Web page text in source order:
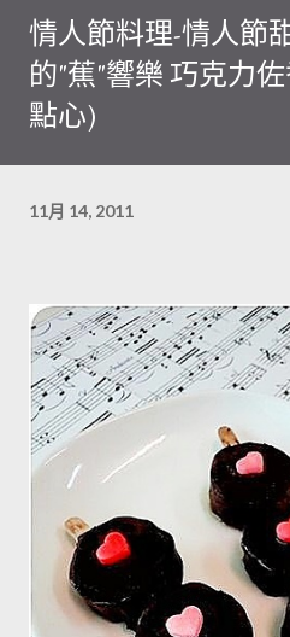
情人節料理-情人節
的"蕉"響樂 巧克力
點心)
11月 14, 2011